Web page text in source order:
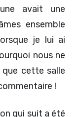
avait une
ensemble
je lui ai
nous ne
cette salle
!
qui suit a été